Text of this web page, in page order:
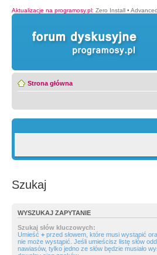
Aktualizacje na programosy.pl: Zero Install •
Strona główna
Szukaj
WYSZUKAJ ZAPYTANIE
Szukaj słów kluczowych:
Umieść + przed słowem, które musi wystąpić
nie może wystąpić. Jeśli umieścisz listę słów
nawiasów, tylko jedno ze słów będzie musiało